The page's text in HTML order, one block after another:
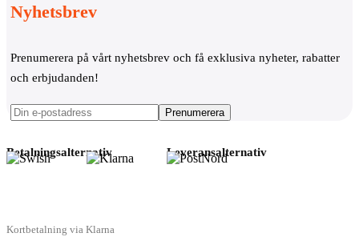
Nyhetsbrev
Prenumerera på vårt nyhetsbrev och få exklusiva nyheter, rabatter
och erbjudanden!
Betalningsalternativ
Kortbetalning via Klarna
Leveransalternativ